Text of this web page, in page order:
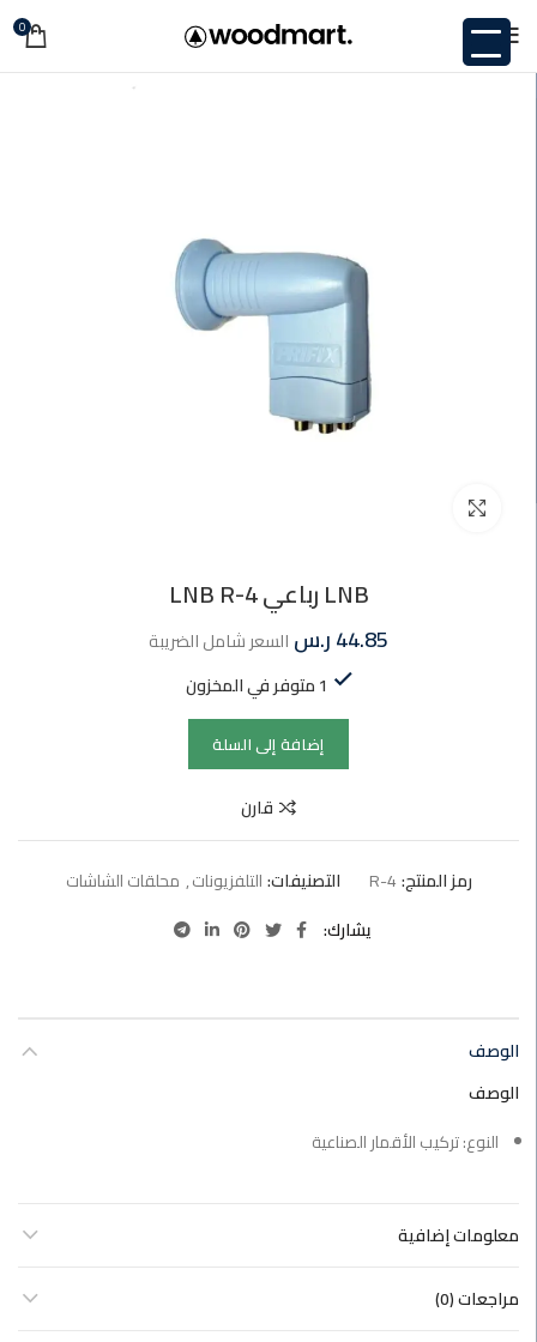
0
LNB رباعي LNB R-4
44.85ر.س السعر شامل الضريبة
1 متوفر في المخزون
إضافة إلى السلة
قارن
رمز المنتج:R-4 التصنيفات:التلفزيونات, محلقات الشاشات
يشارك
الوصف
الوصف
النوع: تركيب الأقمار الصناعية
معلومات إضافية
مراجعات (0)